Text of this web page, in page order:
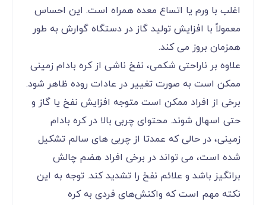
اغلب با ورم یا اتساع معده همراه است. این احساس
معمولاً با افزایش تولید گاز در دستگاه گوارش به طور
همزمان بروز می کند.
علاوه بر ناراحتی شکمی، نفخ ناشی از کره بادام زمینی
ممکن است به صورت تغییر در عادات روده ظاهر شود.
برخی از افراد ممکن است متوجه افزایش نفخ یا گاز و
حتی اسهال شوند. محتوای چربی بالا در کره بادام
زمینی، در حالی که عمدتا از چربی های سالم تشکیل
شده است، می تواند در برخی افراد هضم چالش
برانگیز باشد و علائم نفخ را تشدید کند. توجه به این
نکته مهم است که واکنش‌های فردی به کره